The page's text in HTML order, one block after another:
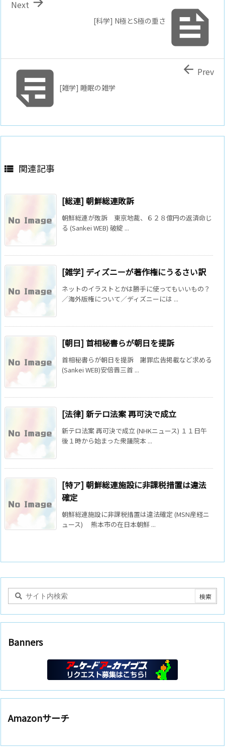

[科学] N極とS極の重さ
Next
[雑学] 睡眠の雑学
 Prev
 関連記事
[総連] 朝鮮総連敗訴
朝鮮総連が敗訴 東京地裁、６２８億円の返済命じ
る (Sankei WEB) 破綻 ...
[雑学] ディズニーが著作権にうるさい訳
ネットのイラストとかは勝手に使ってもいいもの？
／海外版権について／ディズニーには ...
[朝日] 首相秘書らが朝日を提訴
首相秘書らが朝日を提訴 謝罪広告掲載など求める
(Sankei WEB)安倍晋三首 ...
[法律] 新テロ法案 再可決で成立
新テロ法案 再可決で成立 (NHKニュース) １１日午
後１時から始まった衆議院本 ...
[特ア] 朝鮮総連施設に非課税措置は違法
確定
朝鮮総連施設に非課税措置は違法確定 (MSN産経ニ
ュース) 熊本市の在日本朝鮮 ...
Banners
Amazonサーチ